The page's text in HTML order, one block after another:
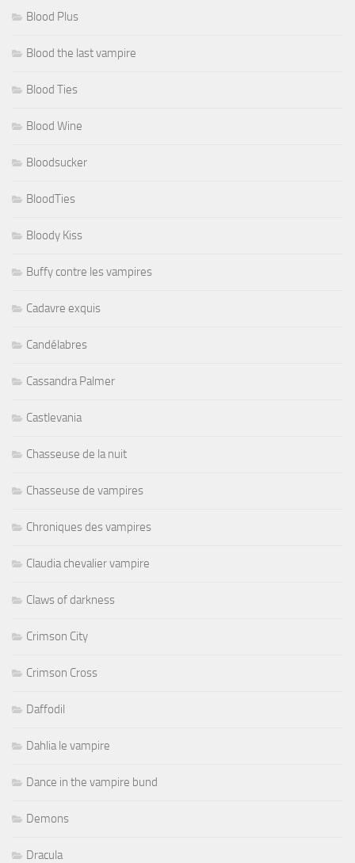
Blood Plus
Blood the last vampire
Blood Ties
Blood Wine
Bloodsucker
BloodTies
Bloody Kiss
Buffy contre les vampires
Cadavre exquis
Candélabres
Cassandra Palmer
Castlevania
Chasseuse de la nuit
Chasseuse de vampires
Chroniques des vampires
Claudia chevalier vampire
Claws of darkness
Crimson City
Crimson Cross
Daffodil
Dahlia le vampire
Dance in the vampire bund
Demons
Dracula